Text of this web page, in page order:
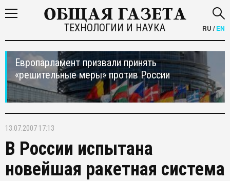
ТЕХНОЛОГИИ И НАУКА RU /EN
Европарламент призвали принять
«решительные меры» против России
13.07.2007 17:13
В России испытана
новейшая ракетная система